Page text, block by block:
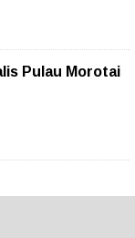
Pulau Morotai